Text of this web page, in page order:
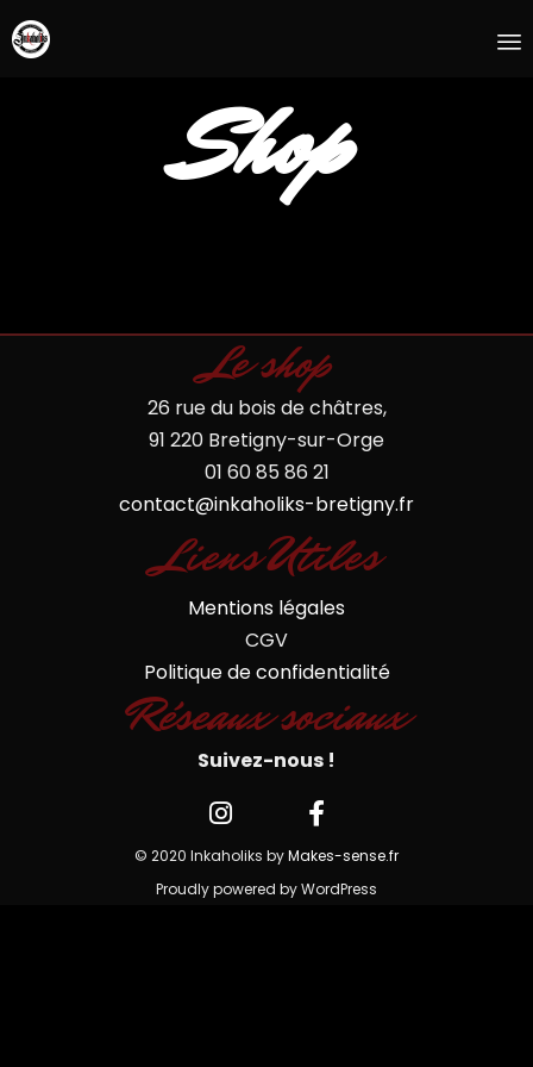
Shop
Le shop
26 rue du bois de châtres,
91 220 Bretigny-sur-Orge
01 60 85 86 21
contact@inkaholiks-bretigny.fr
Liens Utiles
Mentions légales
CGV
Politique de confidentialité
Réseaux sociaux
Suivez-nous !
© 2020 Inkaholiks byMakes-sense.fr
Proudly powered by WordPress